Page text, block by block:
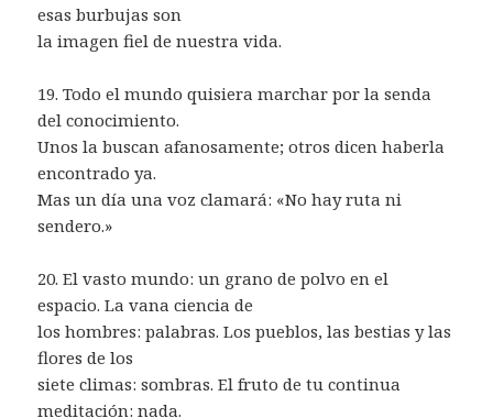
esas burbujas son
la imagen fiel de nuestra vida.
19. Todo el mundo quisiera marchar por la senda
del conocimiento.
Unos la buscan afanosamente; otros dicen haberla
encontrado ya.
Mas un día una voz clamará: «No hay ruta ni
sendero.»
20. El vasto mundo: un grano de polvo en el
espacio. La vana ciencia de
los hombres: palabras. Los pueblos, las bestias y las
flores de los
siete climas: sombras. El fruto de tu continua
meditación: nada.